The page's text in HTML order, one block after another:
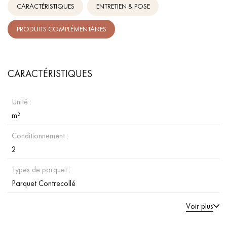
CARACTÉRISTIQUES ENTRETIEN & POSE
PRODUITS COMPLÉMENTAIRES
CARACTÉRISTIQUES
Unité :
m²
Conditionnement :
2
Types de parquet :
Parquet Contrecollé
Voir plus